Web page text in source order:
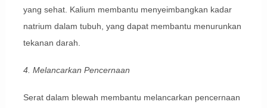
yang sehat. Kalium membantu menyeimbangkan kadar
natrium dalam tubuh, yang dapat membantu menurunkan
tekanan darah.
4. Melancarkan Pencernaan
Serat dalam blewah membantu melancarkan pencernaan